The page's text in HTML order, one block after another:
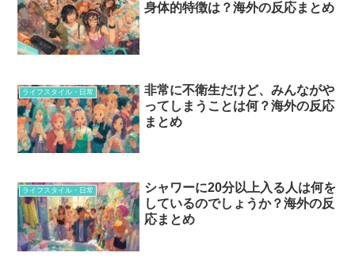
身体的特徴は？海外の反応まとめ
ライフスタイル・日常
非常に不衛生だけど、みんながや
ってしまうことは何？海外の反応
まとめ
ライフスタイル・日常
シャワーに20分以上入る人は何を
しているのでしょうか？海外の反
応まとめ